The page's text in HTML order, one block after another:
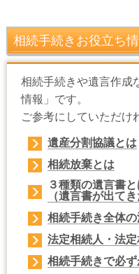
相続手続きお役立ち
相続手続きや遺言作成
情報」です。
ご参考にしていただけ
遺産分割協議とは
相続放棄とは
３種類の遺言書と
（遺言書が出てき
相続手続き全体
法定相続人・法定
相続手続きで必ず